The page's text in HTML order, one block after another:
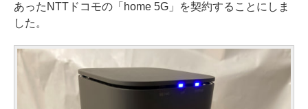
あったNTTドコモの「home 5G」を契約することにしま
した。